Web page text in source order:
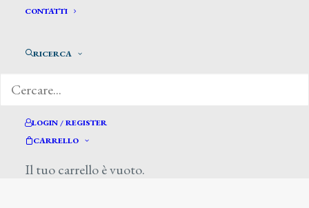
CONTATTI
RICERCA
LOGIN / REGISTER
CARRELLO
Il tuo carrello è vuoto.